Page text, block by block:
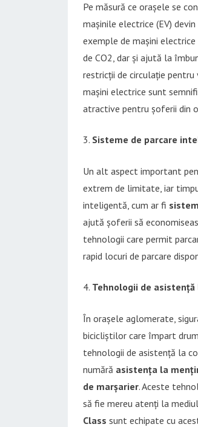
Pe măsură ce orașele se
mașinile electrice (EV)
exemple de mașini
de CO2, dar și ajută la
restricții de circulație
mașini electrice sunt
atractive pentru șoferii din
Sisteme de parcare
Un alt aspect important
extrem de limitate, iar
inteligentă, cum ar fi
ajută șoferii să
tehnologii care permit
rapid locuri de parcare
Tehnologii de asistență
În orașele aglomerate,
bicicliștilor care împart
tehnologii de asistență la
numără asistența la
de marșarier. Aceste
să fie mereu atenți la
Class sunt echipate cu